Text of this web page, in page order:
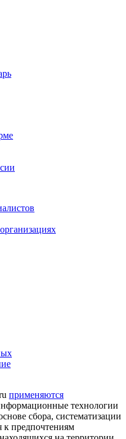
применяются
технологии
сбора, систематизации
к предпочтениям